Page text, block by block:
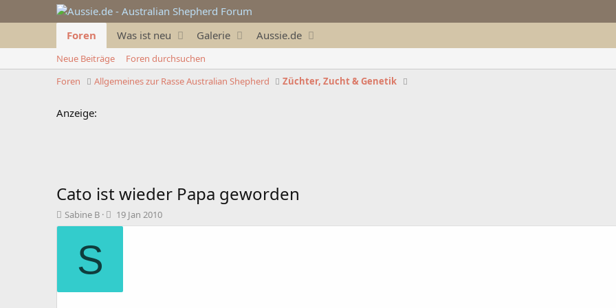
Foren Was ist neu Galerie Aussie.de
Neue Beiträge
Foren durchsuchen
Foren
Allgemeines zur Rasse Australian Shepherd Züchter, Zucht & Genetik
Anzeige:
Cato ist wieder Papa geworden
T
h
Sabine B
B
e
19 Jan 2010
S